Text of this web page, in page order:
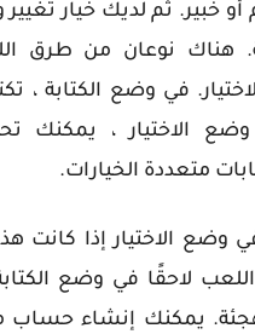
خبير. ثم لديك خيار
هناك نوعان من طرق
في وضع الكتابة ،
الاختيار ، يمكنك
متعددة الخيارات.
وضع الاختيار إذا كانت
لاحقًا في وضع
يمكنك إنشاء حساب